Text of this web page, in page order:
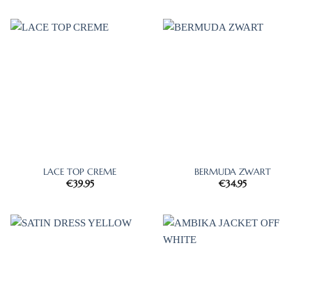
LACE TOP CREME
€39.95
BERMUDA ZWART
€34.95